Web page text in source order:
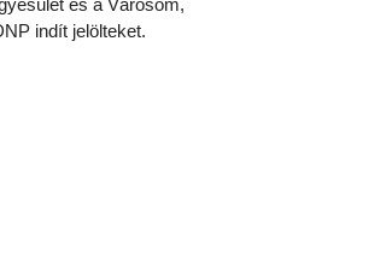
és a Városom,
indít jelölteket.